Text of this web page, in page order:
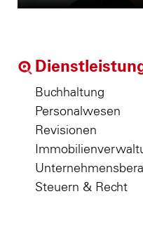
Buchhaltung
Personalwesen
Revisionen
Steuern & Recht